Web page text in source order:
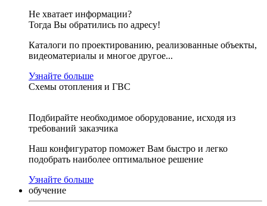
Не хватает информации?
Тогда Вы обратились по адресу!
Каталоги по проектированию, реализованные объекты,
видеоматериалы и многое другое...
Узнайте больше
Схемы отопления и ГВС
Подбирайте необходимое оборудование, исходя из
требований заказчика
Наш конфигуратор поможет Вам быстро и легко
подобрать наиболее оптимальное решение
Узнайте больше
обучение